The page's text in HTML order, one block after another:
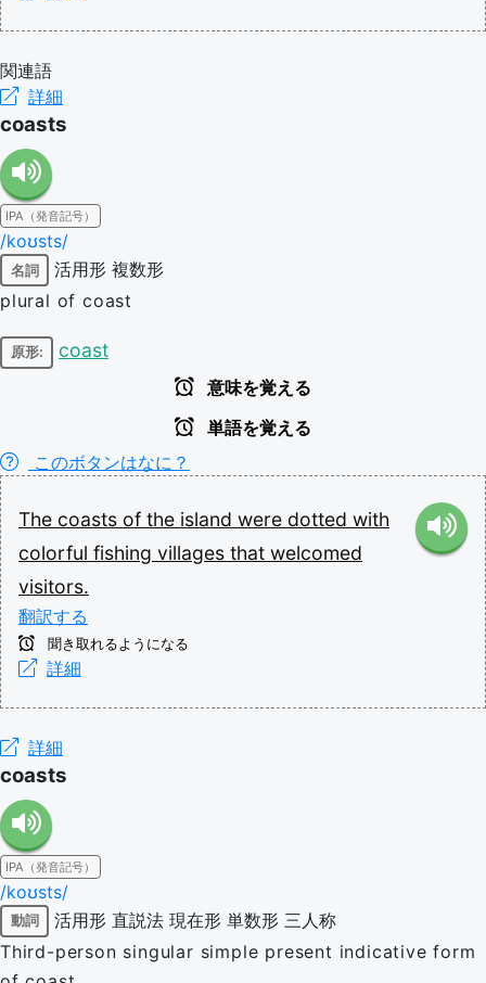
関連語
詳細
coasts
IPA（発音記号）
/koʊsts/
名詞 活用形 複数形
plural of coast
原形: coast
意味を覚える
単語を覚える
このボタンはなに？
The coasts of the island were dotted with
colorful fishing villages that welcomed
visitors.
翻訳する
聞き取れるようになる
詳細
詳細
coasts
IPA（発音記号）
/koʊsts/
動詞 活用形 直説法 現在形 単数形 三人称
Third-person singular simple present indicative form